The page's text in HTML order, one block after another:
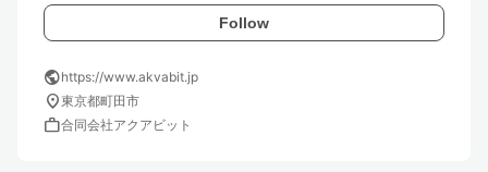
Follow
publichttps://www.akvabit.jp
location_on東京都町田市
work合同会社アクアビット